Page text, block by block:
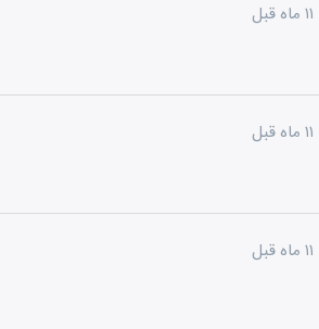
۱۱ ماه قبل
۱۱ ماه قبل
۱۱ ماه قبل